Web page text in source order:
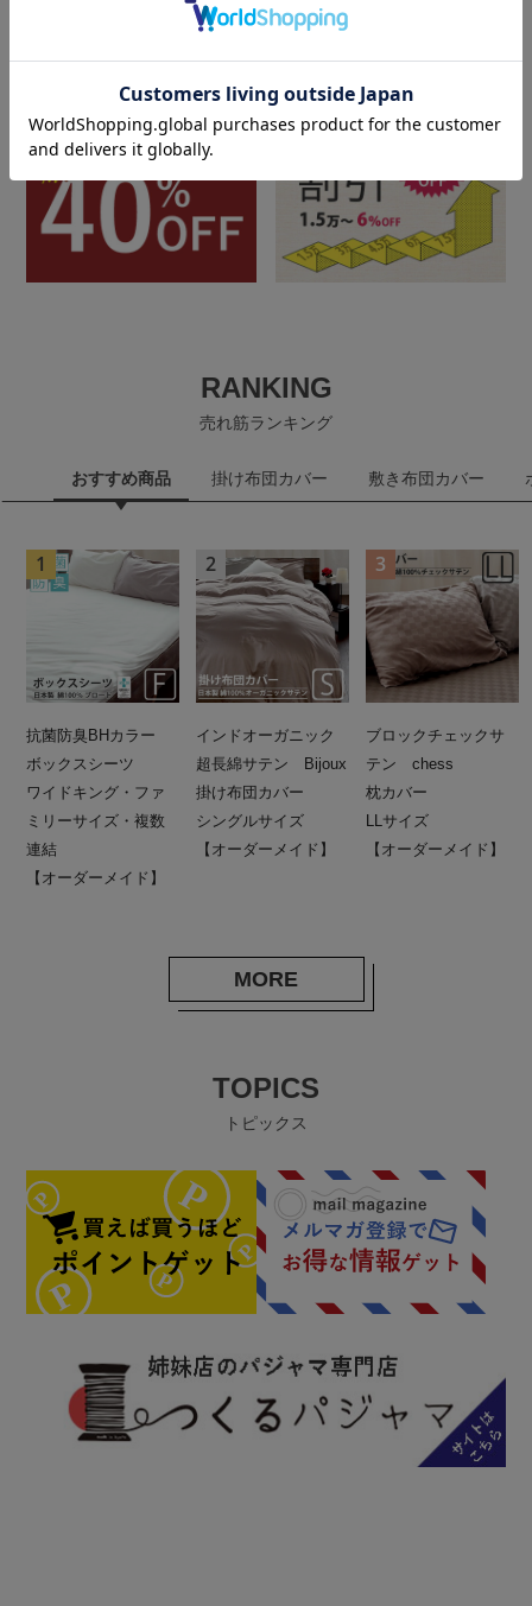
RANKING
売れ筋ランキング
おすすめ商品 掛け布団カバー 敷き布団カバー
抗菌防臭BHカラー
ボックスシーツ
ワイドキング・ファ
ミリーサイズ・複数
連結
【オーダーメイド】
インドオーガニック
超長綿サテン Bijoux
掛け布団カバー
シングルサイズ
【オーダーメイド】
ブロックチェックサ
テン chess
枕カバー
LLサイズ
【オーダーメイド】
MORE
TOPICS
トピックス